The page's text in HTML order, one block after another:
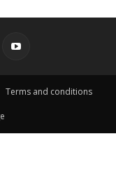
Terms and conditions